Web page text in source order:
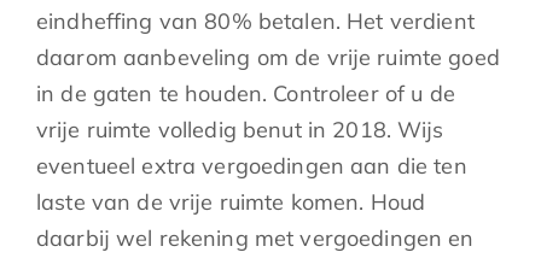
eindheffing van 80% betalen. Het verdient
daarom aanbeveling om de vrije ruimte goed
in de gaten te houden. Controleer of u de
vrije ruimte volledig benut in 2018. Wijs
eventueel extra vergoedingen aan die ten
laste van de vrije ruimte komen. Houd
daarbij wel rekening met vergoedingen en